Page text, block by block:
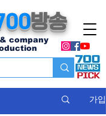
방송
company
가입